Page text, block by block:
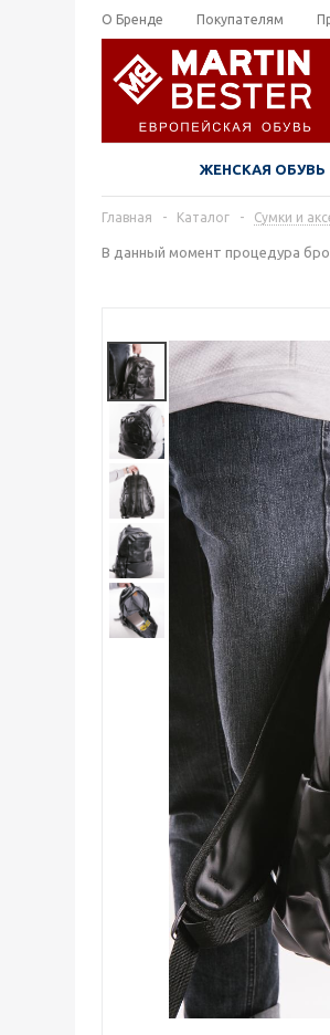
О Бренде Покупателям
ЖЕНСКАЯ ОБУВЬ
Главная - Каталог - Сумки и
В данный момент процедура